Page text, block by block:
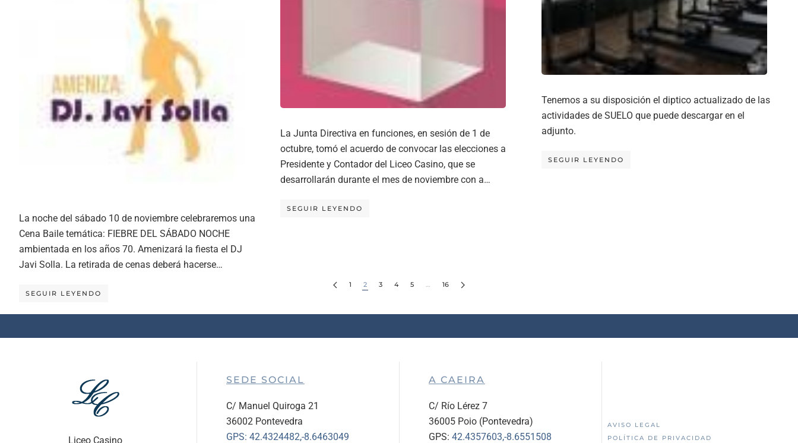
La noche del sábado 10 de noviembre celebraremos una
Cena Baile temática: FIEBRE DEL SÁBADO NOCHE
ambientada en los años 70. Amenizará la fiesta el DJ
Javi Solla. La retirada de cenas deberá hacerse…
SEGUIR LEYENDO
La Junta Directiva en funciones, en sesión de 1 de
octubre, tomó el acuerdo de convocar las elecciones a
Presidente y Contador del Liceo Casino, que se
desarrollarán durante el mes de noviembre con a…
SEGUIR LEYENDO
Tenemos a su disposición el diptico actualizado de las
actividades de SUELO que puede descargar en el
adjunto.
SEGUIR LEYENDO
1 2 3 4 5 … 16
Liceo Casino
SEDE SOCIAL
C/ Manuel Quiroga 21
36002 Pontevedra
GPS: 42.4324482,-8.6463049
A CAEIRA
C/ Río Lérez 7
36005 Poio (Pontevedra)
GPS: 42.4357603,-8.6551508
AVISO LEGAL
POLÍTICA DE PRIVACIDAD